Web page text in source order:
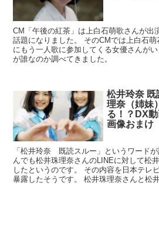
CM「午後の紅茶」は上白石萌歌さんが出
話題になりました。 そのCMでは上白石
にもう一人歌に参加してくる女優さんが
が誰なのか調べてきました。
松井玲奈 既
理奈（姉妹
る！？DX
画像おまけ
「松井玲奈 既読スルー」というワード
んでも松井珠理奈さんのLINEに対して松
したというのです。 その内容を日本テレ
暴露したそうです。 松井珠理奈さんと松井